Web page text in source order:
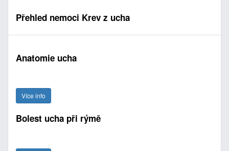
Přehled nemoci Krev z ucha
Anatomie ucha
Více info
Bolest ucha při rýmě